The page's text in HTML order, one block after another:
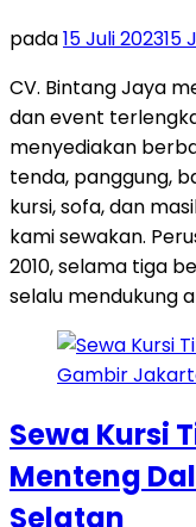
pada15 Juli 202315
CV. Bintang Jaya
dan event
menyediakan
tenda, panggung,
kursi, sofa, dan
kami sewakan.
2010, selama tiga
selalu mendukung
Sewa Kursi
Menteng
Selatan